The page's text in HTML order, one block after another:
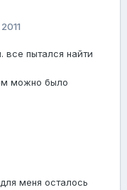
все пытался найти
можно было
меня осталось